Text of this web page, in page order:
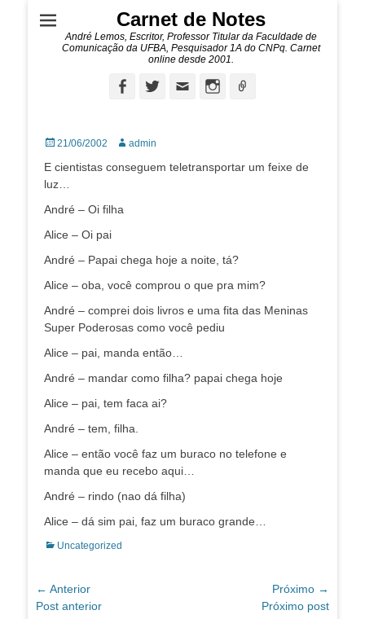
Carnet de Notes
André Lemos, Escritor, Professor Titular da Faculdade de
Comunicação da UFBA, Pesquisador 1A do CNPq. Carnet
online desde 2001.
FacebookTwitterEmail Instagram
Posted
21/06/2002 Autor:admin
E cientistas conseguem teletransportar um feixe de
luz…
André – Oi filha
Alice – Oi pai
André – Papai chega hoje a noite, tá?
Alice – oba, você comprou o que pra mim?
André – comprei dois livros e uma fita das Meninas
Super Poderosas como você pediu
Alice – pai, manda então…
André – mandar como filha? papai chega hoje
Alice – pai, tem faca ai?
André – tem, filha.
Alice – então você faz um buraco no telefone e
manda que eu recebo aqui…
André – rindo (nao dá filha)
Alice – dá sim pai, faz um buraco grande…
Categorias:
Uncategorized
Navegação
de
← Anterior
Post
Post anterior
Próximo →
Próximo post